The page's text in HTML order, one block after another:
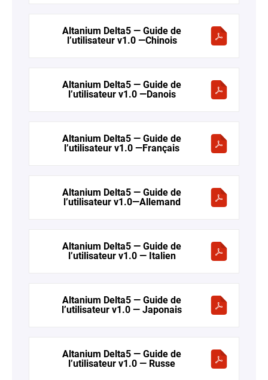
Altanium Delta5 — Guide de
l’utilisateur v1.0 —Chinois
Altanium Delta5 — Guide de
l’utilisateur v1.0 —Danois
Altanium Delta5 — Guide de
l’utilisateur v1.0 —Français
Altanium Delta5 — Guide de
l’utilisateur v1.0—Allemand
Altanium Delta5 — Guide de
l’utilisateur v1.0 — Italien
Altanium Delta5 — Guide de
l’utilisateur v1.0 — Japonais
Altanium Delta5 — Guide de
l’utilisateur v1.0 — Russe